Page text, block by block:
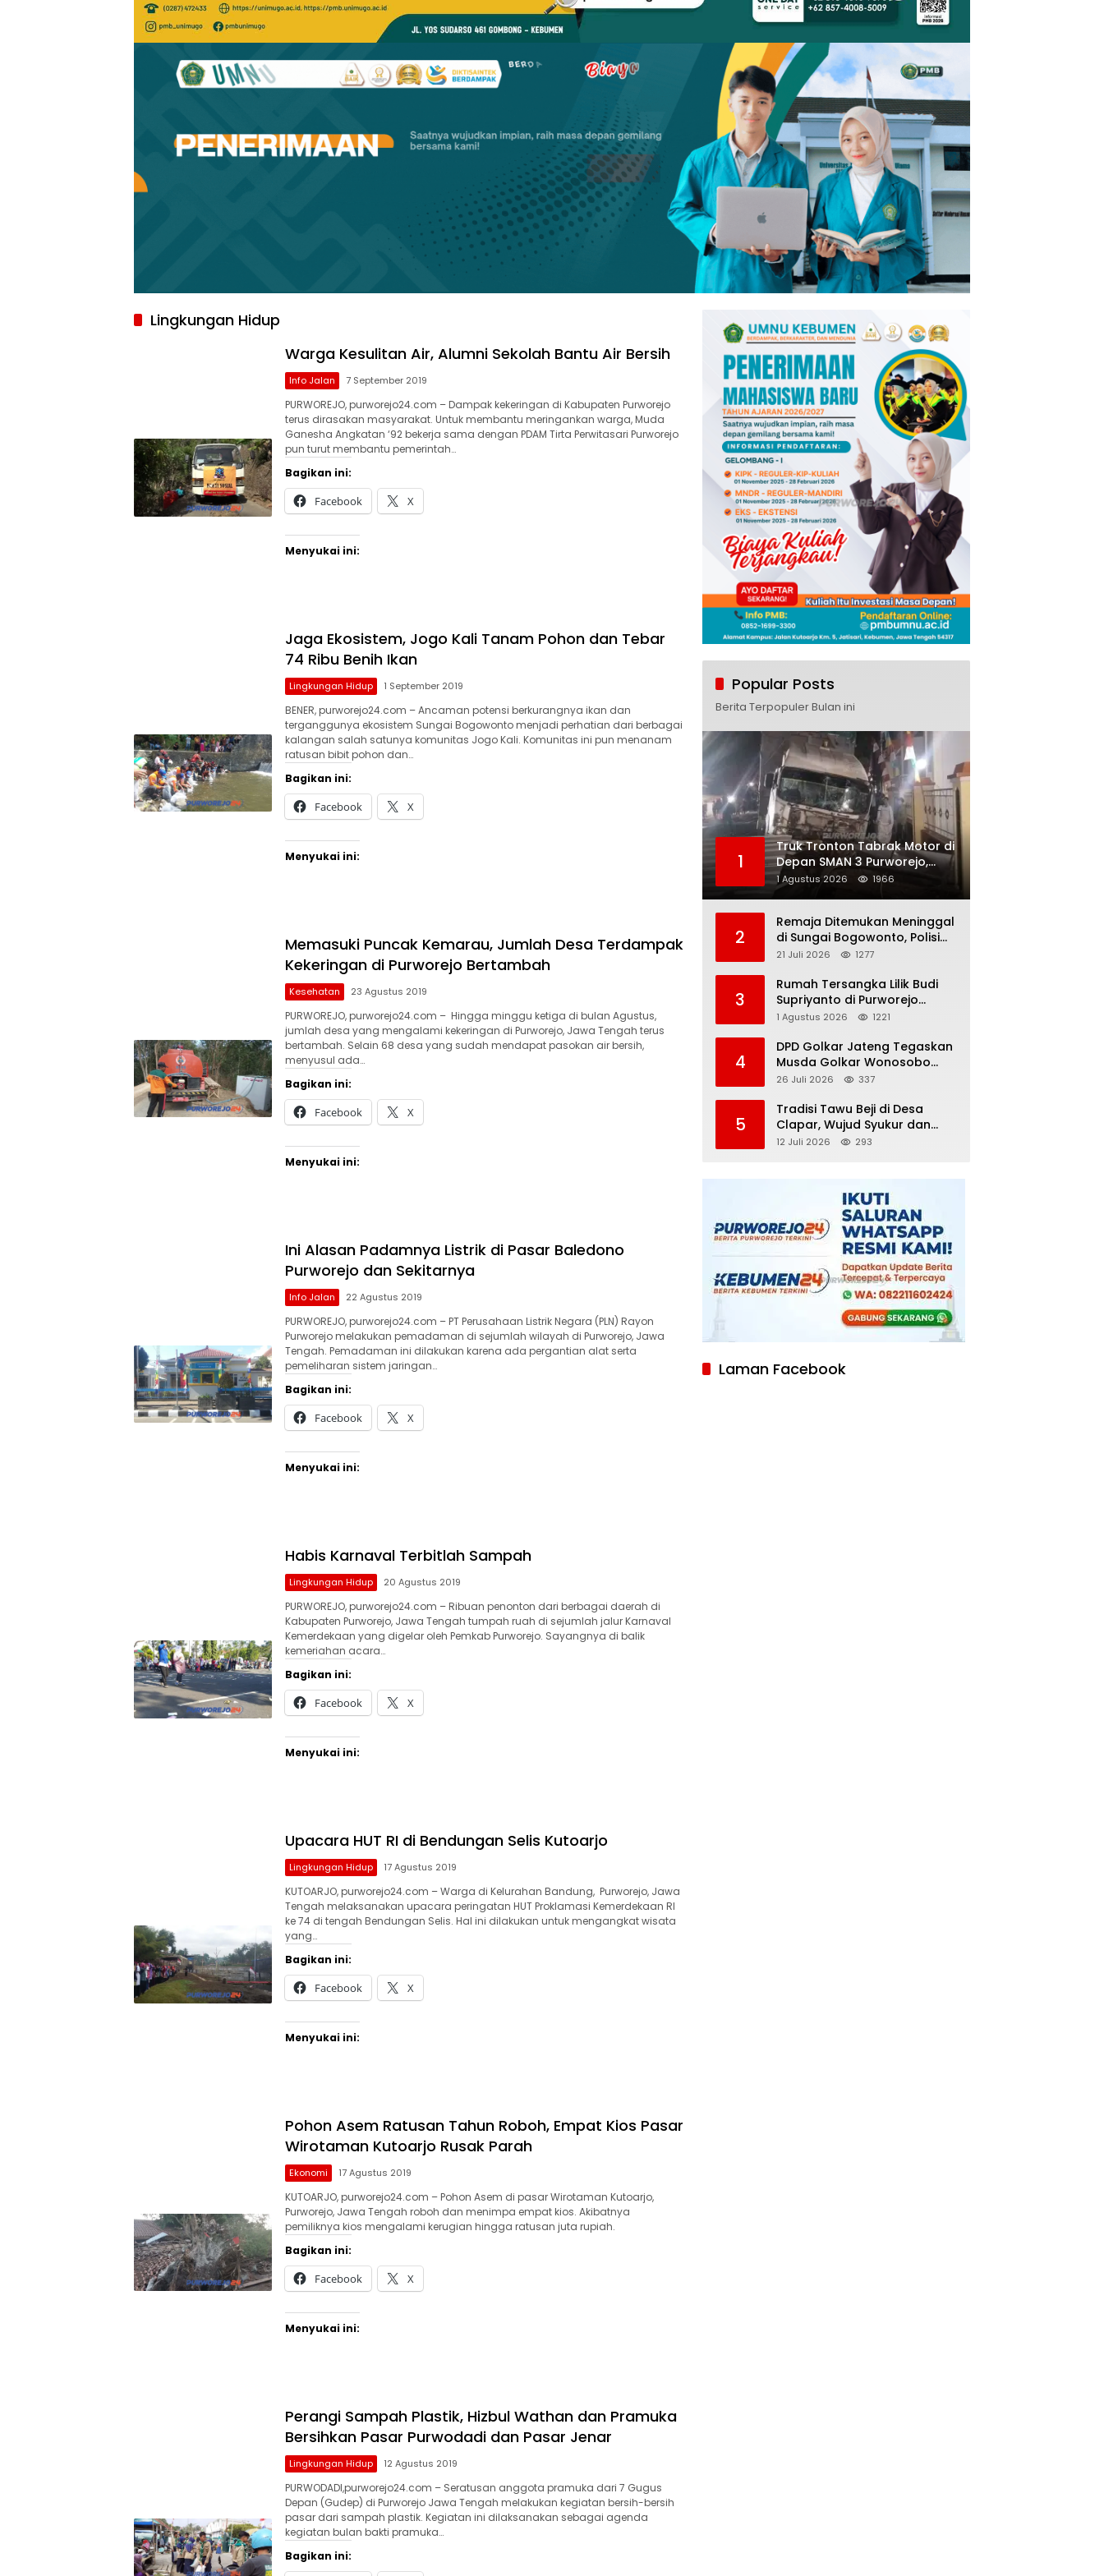
Lingkungan Hidup
Warga Kesulitan Air, Alumni Sekolah Bantu Air Bersih
Info Jalan 7 September 2019
PURWOREJO, purworejo24.com – Dampak kekeringan di Kabupaten Purworejo
terus dirasakan masyarakat. Untuk membantu meringankan warga, Muda
Ganesha Angkatan ‘92 bekerja sama dengan PDAM Tirta Perwitasari Purworejo
pun turut membantu pemerintah…
Bagikan ini:
Facebook X
Menyukai ini:
Jaga Ekosistem, Jogo Kali Tanam Pohon dan Tebar
74 Ribu Benih Ikan
Lingkungan Hidup 1 September 2019
BENER, purworejo24.com – Ancaman potensi berkurangnya ikan dan
terganggunya ekosistem Sungai Bogowonto menjadi perhatian dari berbagai
kalangan salah satunya komunitas Jogo Kali. Komunitas ini pun menanam
ratusan bibit pohon dan…
Bagikan ini:
Facebook X
Menyukai ini:
Memasuki Puncak Kemarau, Jumlah Desa Terdampak
Kekeringan di Purworejo Bertambah
Kesehatan 23 Agustus 2019
PURWOREJO, purworejo24.com – Hingga minggu ketiga di bulan Agustus,
jumlah desa yang mengalami kekeringan di Purworejo, Jawa Tengah terus
bertambah. Selain 68 desa yang sudah mendapat pasokan air bersih,
menyusul ada…
Bagikan ini:
Facebook X
Menyukai ini:
Ini Alasan Padamnya Listrik di Pasar Baledono
Purworejo dan Sekitarnya
Info Jalan 22 Agustus 2019
PURWOREJO, purworejo24.com – PT Perusahaan Listrik Negara (PLN) Rayon
Purworejo melakukan pemadaman di sejumlah wilayah di Purworejo, Jawa
Tengah. Pemadaman ini dilakukan karena ada pergantian alat serta
pemeliharan sistem jaringan…
Bagikan ini:
Facebook X
Menyukai ini:
Habis Karnaval Terbitlah Sampah
Lingkungan Hidup 20 Agustus 2019
PURWOREJO, purworejo24.com – Ribuan penonton dari berbagai daerah di
Kabupaten Purworejo, Jawa Tengah tumpah ruah di sejumlah jalur Karnaval
Kemerdekaan yang digelar oleh Pemkab Purworejo. Sayangnya di balik
kemeriahan acara…
Bagikan ini:
Facebook X
Menyukai ini:
Upacara HUT RI di Bendungan Selis Kutoarjo
Lingkungan Hidup 17 Agustus 2019
KUTOARJO, purworejo24.com – Warga di Kelurahan Bandung, Purworejo, Jawa
Tengah melaksanakan upacara peringatan HUT Proklamasi Kemerdekaan RI
ke 74 di tengah Bendungan Selis. Hal ini dilakukan untuk mengangkat wisata
yang…
Bagikan ini:
Facebook X
Menyukai ini:
Pohon Asem Ratusan Tahun Roboh, Empat Kios Pasar
Wirotaman Kutoarjo Rusak Parah
Ekonomi 17 Agustus 2019
KUTOARJO, purworejo24.com – Pohon Asem di pasar Wirotaman Kutoarjo,
Purworejo, Jawa Tengah roboh dan menimpa empat kios. Akibatnya
pemiliknya kios mengalami kerugian hingga ratusan juta rupiah.
Bagikan ini:
Facebook X
Menyukai ini:
Perangi Sampah Plastik, Hizbul Wathan dan Pramuka
Bersihkan Pasar Purwodadi dan Pasar Jenar
Lingkungan Hidup 12 Agustus 2019
PURWODADI,purworejo24.com – Seratusan anggota pramuka dari 7 Gugus
Depan (Gudep) di Purworejo Jawa Tengah melakukan kegiatan bersih-bersih
pasar dari sampah plastik. Kegiatan ini dilaksanakan sebagai agenda
kegiatan bulan bakti pramuka…
Bagikan ini:
Popular Posts
Berita Terpopuler Bulan ini
1
Truk Tronton Tabrak Motor di
Depan SMAN 3 Purworejo,
Korban Meninggal Dunia,
Polisi Masih Selidiki Penyebab
1 Agustus 2026 1966
2
Remaja Ditemukan Meninggal
di Sungai Bogowonto, Polisi
Masih Selidiki Penyebab
21 Juli 2026 1277
3
Rumah Tersangka Lilik Budi
Supriyanto di Purworejo
Digeledah KPK, Dua
1 Agustus 2026 1221
4
DPD Golkar Jateng Tegaskan
Musda Golkar Wonosobo
Sah, Imam Teguh Purnomo
26 Juli 2026 337
5
Tradisi Tawu Beji di Desa
Clapar, Wujud Syukur dan
Pelestarian Sumber Air
12 Juli 2026 293
Laman Facebook